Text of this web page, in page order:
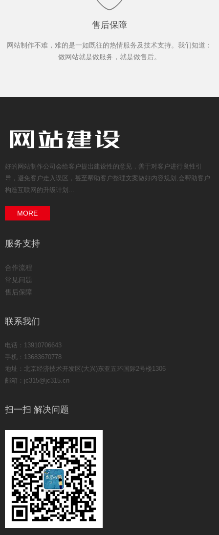
售后保障
网站制作不难，难的是一如既往的热情服务及技术支持。我们知道：
做网站就是做服务，就是做售后。
好的网站制作公司会给客户提出建设性的意见，善于对客户进行良性引
导，避免客户走入误区，甚至帮助客户整理文案做好内容规划,会帮助客户
构造互联网的升级计划...
MORE
服务支持
合作流程
常见问题
售后保障
联系我们
电话：13910706643
手机：13683670778
地址：北京经济技术开发区(大兴)东亚五环国际2号楼1306
邮箱：jc315@jc315.cn
扫一扫 解决问题